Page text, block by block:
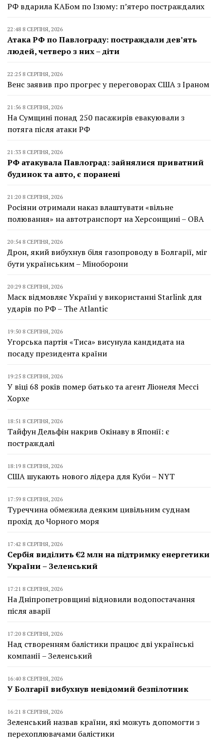
РФ вдарила КАБом по Ізюму: п’ятеро постраждалих
22:48 8 СЕРПНЯ, 2026
Атака РФ по Павлограду: постраждали дев’ять
людей, четверо з них – діти
22:25 8 СЕРПНЯ, 2026
Венс заявив про прогрес у переговорах США з Іраном
21:56 8 СЕРПНЯ, 2026
На Сумщині понад 250 пасажирів евакуювали з
потяга після атаки РФ
21:33 8 СЕРПНЯ, 2026
РФ атакувала Павлоград: зайнялися приватний
будинок та авто, є поранені
21:20 8 СЕРПНЯ, 2026
Росіяни отримали наказ влаштувати «вільне
полювання» на автотранспорт на Херсонщині – ОВА
20:54 8 СЕРПНЯ, 2026
Дрон, який вибухнув біля газопроводу в Болгарії, міг
бути українським – Міноборони
20:29 8 СЕРПНЯ, 2026
Маск відмовляє Україні у використанні Starlink для
ударів по РФ – The Atlantic
19:50 8 СЕРПНЯ, 2026
Угорська партія «Тиса» висунула кандидата на
посаду президента країни
19:25 8 СЕРПНЯ, 2026
У віці 68 років помер батько та агент Ліонеля Мессі
Хорхе
18:51 8 СЕРПНЯ, 2026
Тайфун Дельфін накрив Окінаву в Японії: є
постраждалі
18:19 8 СЕРПНЯ, 2026
США шукають нового лідера для Куби – NYT
17:59 8 СЕРПНЯ, 2026
Туреччина обмежила деяким цивільним суднам
прохід до Чорного моря
17:42 8 СЕРПНЯ, 2026
Сербія виділить €2 млн на підтримку енергетики
України – Зеленський
17:21 8 СЕРПНЯ, 2026
На Дніпропетровщині відновили водопостачання
після аварії
17:20 8 СЕРПНЯ, 2026
Над створенням балістики працює дві українські
компанії – Зеленський
16:40 8 СЕРПНЯ, 2026
У Болгарії вибухнув невідомий безпілотник
16:21 8 СЕРПНЯ, 2026
Зеленський назвав країни, які можуть допомогти з
перехоплювачами балістики